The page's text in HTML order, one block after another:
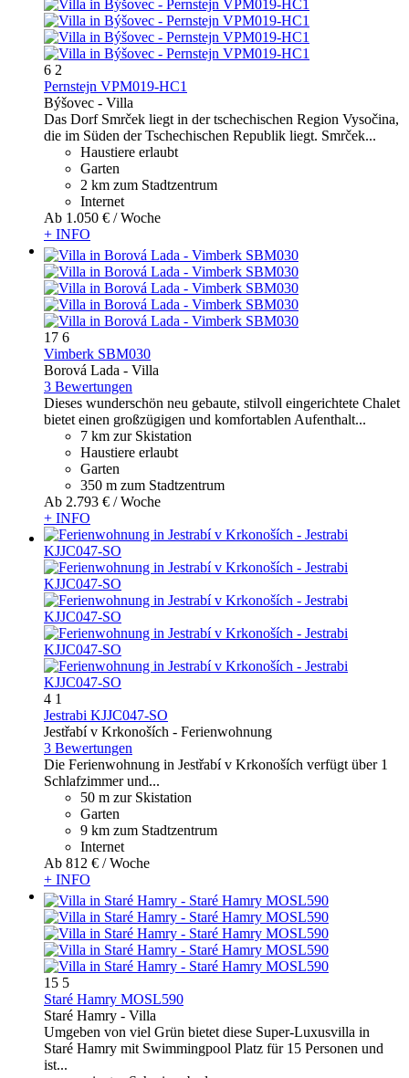
6 2
Pernstejn VPM019-HC1
Býšovec - Villa
Das Dorf Smrček liegt in der tschechischen Region Vysočina,
die im Süden der Tschechischen Republik liegt. Smrček...
Haustiere erlaubt
Garten
2 km zum Stadtzentrum
Internet
Ab 1.050 € / Woche
+ INFO
17 6
Vimberk SBM030
Borová Lada - Villa
3 Bewertungen
Dieses wunderschön neu gebaute, stilvoll eingerichtete Chalet
bietet einen großzügigen und komfortablen Aufenthalt...
7 km zur Skistation
Haustiere erlaubt
Garten
350 m zum Stadtzentrum
Ab 2.793 € / Woche
+ INFO
4 1
Jestrabi KJJC047-SO
Jestřabí v Krkonoších - Ferienwohnung
3 Bewertungen
Die Ferienwohnung in Jestřabí v Krkonoších verfügt über 1
Schlafzimmer und...
50 m zur Skistation
Garten
9 km zum Stadtzentrum
Internet
Ab 812 € / Woche
+ INFO
15 5
Staré Hamry MOSL590
Staré Hamry - Villa
Umgeben von viel Grün bietet diese Super-Luxusvilla in
Staré Hamry mit Swimmingpool Platz für 15 Personen und
ist...